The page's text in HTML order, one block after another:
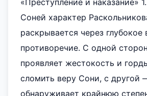
«Преступление и наказание»
Соней характер
раскрывается через глубокое
противоречие. С одной
проявляет жестокость и
сломить веру Сони, с другой
обнаруживает крайнюю